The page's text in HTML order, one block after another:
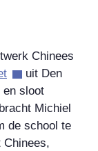
Chinees
uit Den
en sloot
Michiel
de school te
Chinees,